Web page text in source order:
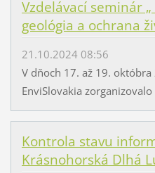
Vzdelávací seminár
geológia a ochrana
21.10.2024 08:56
V dňoch 17. až 19.
EnviSlovakia
Kontrola stavu
Krásnohorská Dlhá